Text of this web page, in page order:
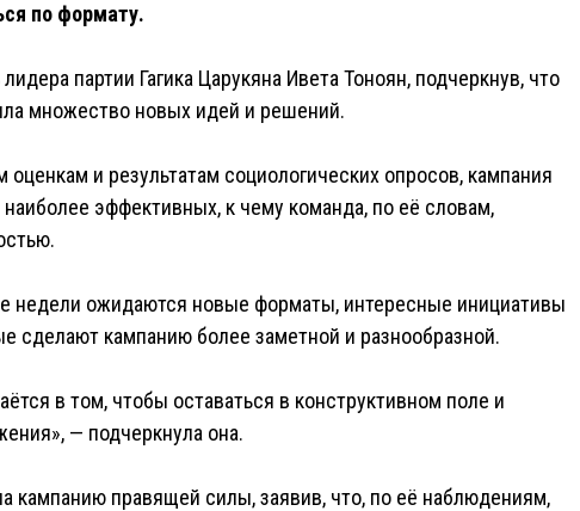
по формату.
партии Гагика Царукяна Ивета Тоноян, подчеркнув, что
множество новых идей и решений.
и результатам социологических опросов, кампания
эффективных, к чему команда, по её словам,
недели ожидаются новые форматы, интересные инициативы
сделают кампанию более заметной и разнообразной.
в том, чтобы оставаться в конструктивном поле и
— подчеркнула она.
кампанию правящей силы, заявив, что, по её наблюдениям,